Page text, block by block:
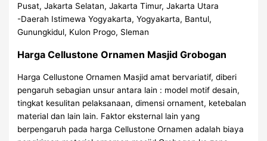
Pusat, Jakarta Selatan, Jakarta Timur, Jakarta Utara
-Daerah Istimewa Yogyakarta, Yogyakarta, Bantul,
Gunungkidul, Kulon Progo, Sleman
Harga Cellustone Ornamen Masjid Grobogan
Harga Cellustone Ornamen Masjid amat bervariatif, diberi
pengaruh sebagian unsur antara lain : model motif desain,
tingkat kesulitan pelaksanaan, dimensi ornament, ketebalan
material dan lain lain. Faktor eksternal lain yang
berpengaruh pada harga Cellustone Ornamen adalah biaya